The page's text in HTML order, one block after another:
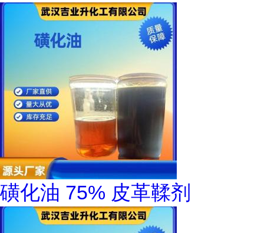
磺化油 75% 皮革鞣剂